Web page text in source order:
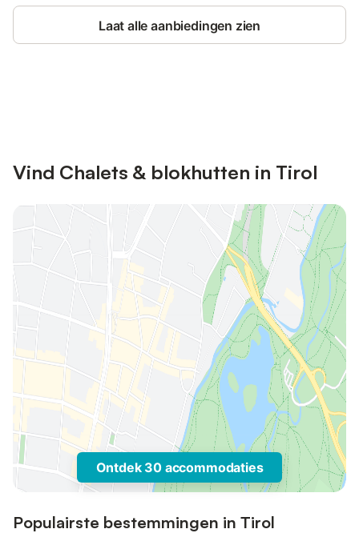
Laat alle aanbiedingen zien
Vind Chalets & blokhutten in Tirol
Ontdek 30 accommodaties
Populairste bestemmingen in Tirol